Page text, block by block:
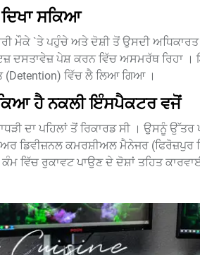
ਸਕਿਆ
ਮੌਕੇ `ਤੇ ਪਹੁੰਚੇ ਅਤੇ ਦੋਸ਼ੀ ਤੋਂ ਉਸਦੀ
ਦਸਤਾਵੇਜ਼ ਪੇਸ਼ ਕਰਨ ਵਿੱਚ ਅਸਮਰੱਥ ਰਿਹਾ ।
ਵਿੱਚ ਲੈ ਲਿਆ ਗਿਆ ।
ਹੈ ਨਕਲੀ ਇੰਸਪੈਕਟਰ ਵਜੋਂ
ਦਾ ਪਹਿਲਾਂ ਤੋਂ ਰਿਕਾਰਡ ਸੀ । ਉਸਨੂੰ
ਡਿਵੀਜ਼ਨਲ ਕਮਰਸ਼ੀਅਲ ਮੈਨੇਜਰ (ਫਿਰੋਜ਼ਪੁਰ
ਵਿੱਚ ਰੁਕਾਵਟ ਪਾਉਣ ਦੇ ਦੋਸ਼ਾਂ ਤਹਿਤ